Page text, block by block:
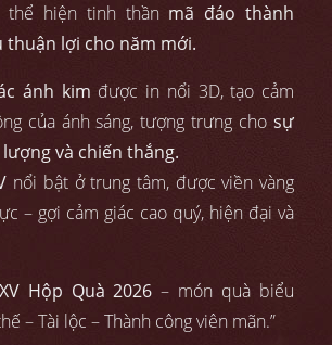
thể hiện tinh thần mã đáo thành
thuận lợi cho năm mới.
ánh kim được in nổi 3D, tạo cảm
của ánh sáng, tượng trưng cho sự
và chiến thắng.
nổi bật ở trung tâm, được viền vàng
– gợi cảm giác cao quý, hiện đại và
Hộp Quà 2026 – món quà biểu
– Tài lộc – Thành công viên mãn.”